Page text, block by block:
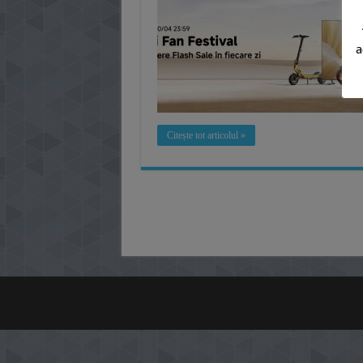
Citește tot articolul »